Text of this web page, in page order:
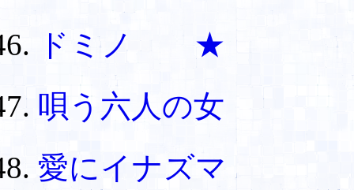
ドミノ ★
唄う六人の女
愛にイナズマ